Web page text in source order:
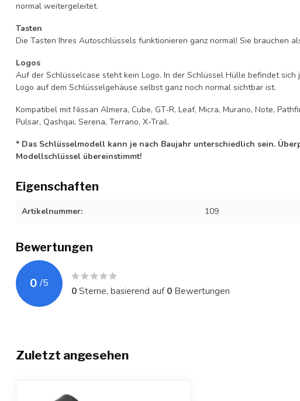
normal weitergeleitet.
Tasten
Die Tasten Ihres Autoschlüssels funktionieren ganz normal! Sie brauchen
Logos
Auf der Schlüsselcase steht kein Logo. In der Schlüssel Hülle befindet sich
Logo auf dem Schlüsselgehäuse selbst ganz noch normal sichtbar ist.
Kompatibel mit Nissan Almera, Cube, GT-R, Leaf, Micra, Murano, Note,
Pulsar, Qashqai, Serena, Terrano, X-Trail.
* Das Schlüsselmodell kann je nach Baujahr unterschiedlich sein.
Modellschlüssel übereinstimmt!
Eigenschaften
Artikelnummer: 109
Bewertungen
0 /5
0Sterne, basierend auf0 Bewertungen
Zuletzt angesehen